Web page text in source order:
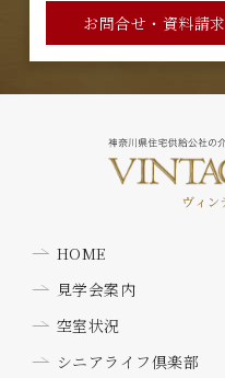
お問合せ・資料請求
HOME
見学会案内
空室状況
シニアライフ倶楽部